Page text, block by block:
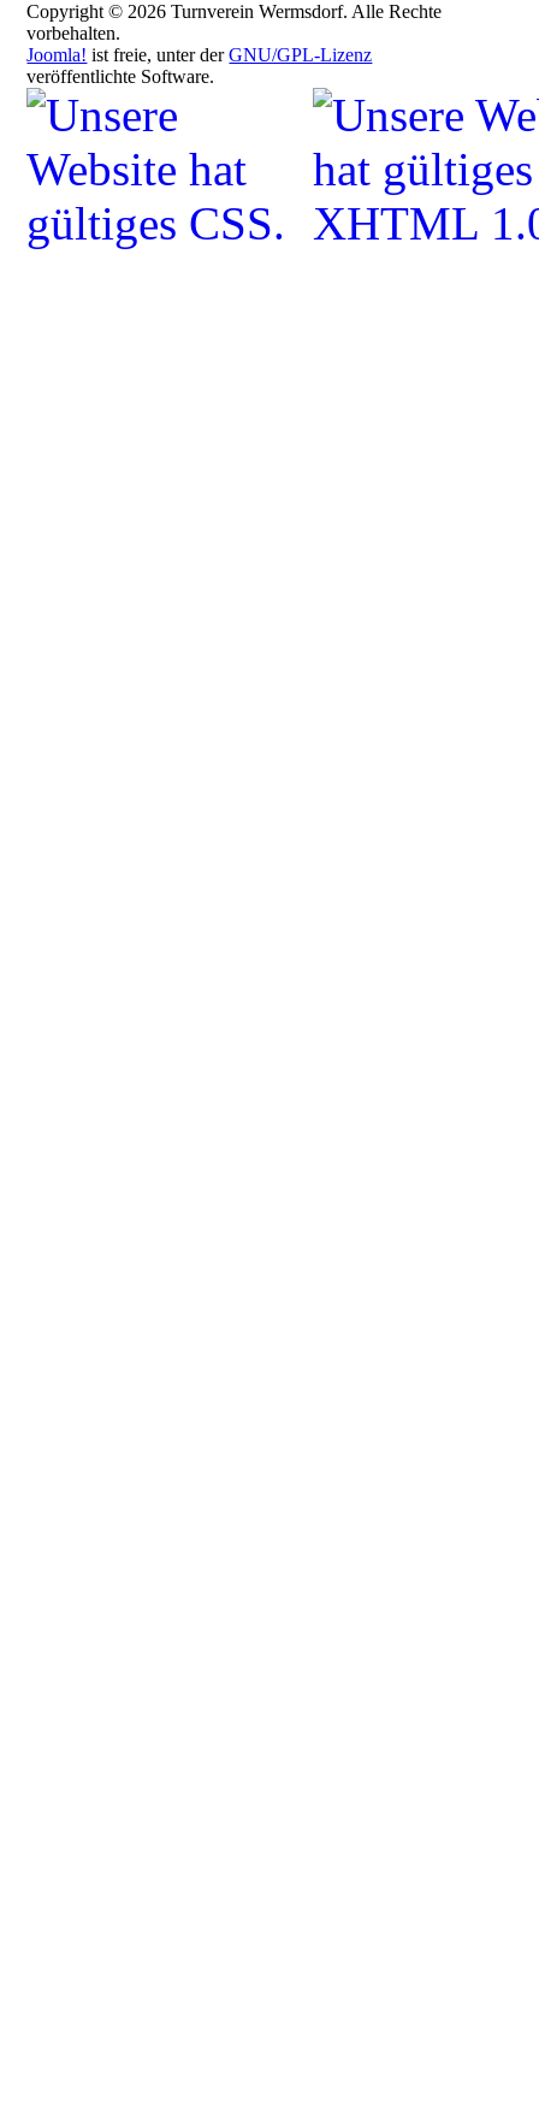
Copyright © 2026 Turnverein Wermsdorf. Alle Rechte
vorbehalten.
Joomla! ist freie, unter derGNU/GPL-Lizenz
veröffentlichte Software.